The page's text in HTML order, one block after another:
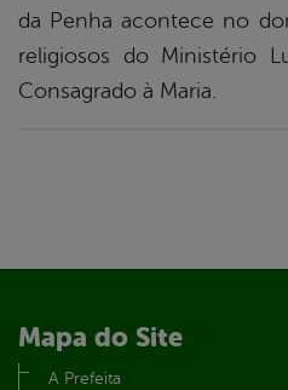
da Penha acontece no
religiosos do Ministério
Consagrado à Maria.
Mapa do Site
A Prefeita